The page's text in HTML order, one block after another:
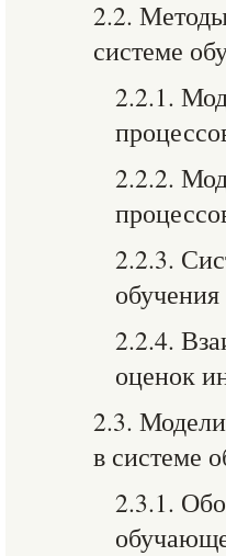
2.2.
системе
2.2.1.
2.2.2.
2.2.3.
обучения
2.2.4.
оценок
2.3.
в системе
2.3.1.